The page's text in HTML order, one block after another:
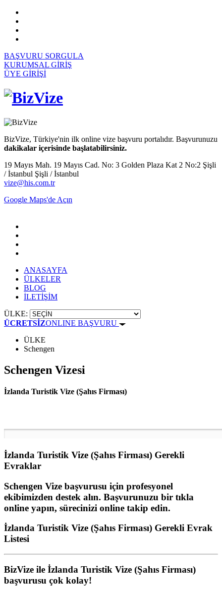
BAŞVURU SORGULA
KURUMSAL GİRİŞ
ÜYE GİRİŞİ
BizVize, Türkiye'nin ilk online vize başvuru portalıdır. Başvurunuzu
dakikalar içerisinde başlatabilirsiniz.
19 Mayıs Mah. 19 Mayıs Cad. No: 3 Golden Plaza Kat 2 No:2 Şişli
/ İstanbul Şişli / İstanbul
vize@his.com.tr
Google Maps'de Açın
ANASAYFA
ÜLKELER
BLOG
İLETİŞİM
ÜLKE:
ÜCRETSİZONLINE BAŞVURU
ÜLKE
Schengen
Schengen Vizesi
İzlanda Turistik Vize (Şahıs Firması)
İzlanda Turistik Vize (Şahıs Firması) Gerekli
Evraklar
Schengen Vize başvurusu için profesyonel
ekibimizden destek alın. Başvurunuzu bir tıkla
online yapın, sürecinizi online takip edin.
İzlanda Turistik Vize (Şahıs Firması) Gerekli Evrak
Listesi
BizVize ile İzlanda Turistik Vize (Şahıs Firması)
başvurusu çok kolay!